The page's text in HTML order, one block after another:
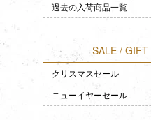
過去の入荷商品一覧
SALE / GIFT
クリスマスセール
ニューイヤーセール